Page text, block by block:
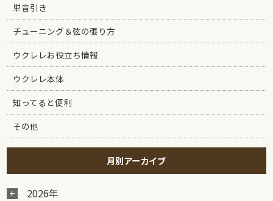
単音引き
チューニング＆弦の張り方
ウクレレお役立ち情報
ウクレレ本体
知ってると便利
その他
月別アーカイブ
2026年